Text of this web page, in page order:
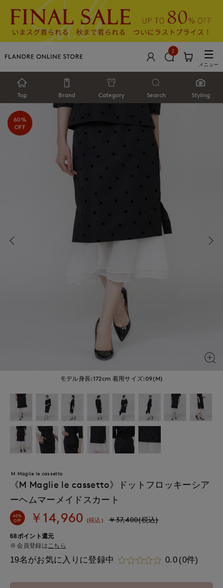
2
メニュー
Top Brand Category Search Styling
モデル身長:172cm 着用サイズ:09(M)
60%
OFF
M Maglie le cassetto
《M Maglie le cassetto》ドットフロッキーシア
ーヘムマーメイドスカート
60%
OFF
￥14,960 (税込) ￥37,400(税込)
68ポイント還元
会員登録は こちら
19名がお気に入りに登録中 0.0 (0件)